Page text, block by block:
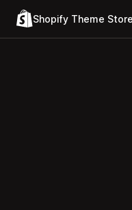
Shopify Theme Store